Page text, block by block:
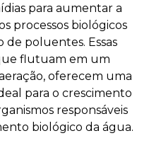
para aumentar a
processos biológicos
de poluentes. Essas
flutuam em um
oferecem uma
para o crescimento
responsáveis
biológico da água.